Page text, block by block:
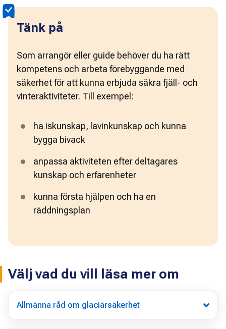
Tänk på
Som arrangör eller guide behöver du ha rätt
kompetens och arbeta förebyggande med
säkerhet för att kunna erbjuda säkra fjäll- och
vinteraktiviteter. Till exempel:
ha iskunskap, lavinkunskap och kunna
bygga bivack
anpassa aktiviteten efter deltagares
kunskap och erfarenheter
kunna första hjälpen och ha en
räddningsplan
Välj vad du vill läsa mer om
Allmänna råd om glaciärsäkerhet